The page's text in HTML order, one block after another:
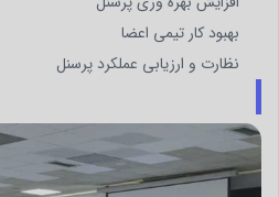
بهبود کار تیمی اعضا
نظارت و ارزیابی عملکرد پرسنل